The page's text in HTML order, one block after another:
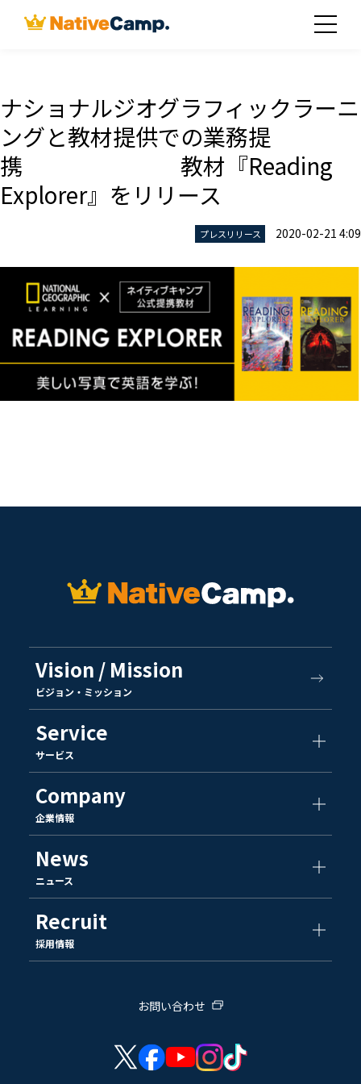
ナショナルジオグラフィックラーニ
ングと教材提供での業務提
携 教材『Reading
Explorer』をリリース
プレスリリース 2020-02-21 4:09
Vision / Mission
ビジョン・ミッション
Service
サービス
Company
企業情報
News
ニュース
Recruit
採用情報
お問い合わせ